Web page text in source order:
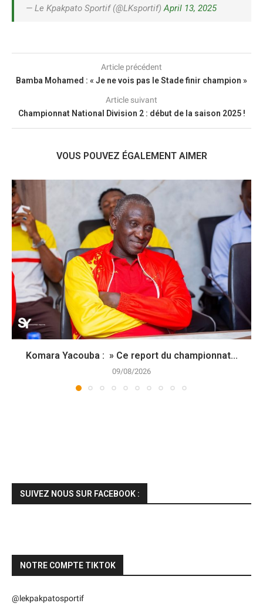
— Le Kpakpato Sportif (@LKsportif)April 13, 2025
Article précédent
Bamba Mohamed : « Je ne vois pas le Stade finir champion »
Article suivant
Championnat National Division 2 : début de la saison 2025 !
VOUS POUVEZ ÉGALEMENT AIMER
Komara Yacouba : » Ce report du championnat...
09/08/2026
SUIVEZ NOUS SUR FACEBOOK :
NOTRE COMPTE TIKTOK
@lekpakpatosportif